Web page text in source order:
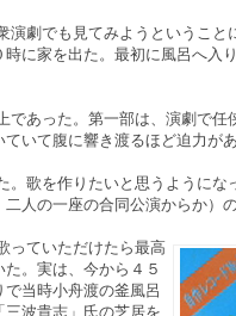
劇でも見てみようということ
に家を出た。最初に風呂へ入
あった。第一部は、演劇で任
いて腹に響き渡るほど迫力が
歌を作りたいと思うようにな
人の一座の合同公演からか）
ていただけたら最高
。実は、今から４５
当時小舟渡の釜風呂
波貴志」氏の芝居を